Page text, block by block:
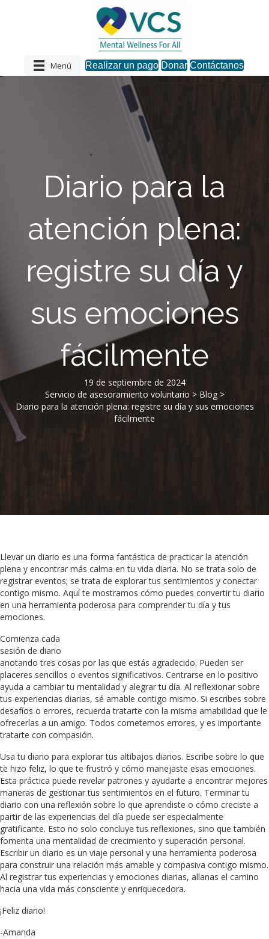
Realizar un pago Donar Contáctanos
Menú
Diario para la
atención plena:
registre su día y
sus emociones
fácilmente
19 de septiembre de 2024
Servicio de asesoramiento voluntario > Blog>
Diario para la atención plena: registre su día y sus emociones
fácilmente
Llevar un diario es una forma fantástica de practicar la atención
plena y encontrar más calma en tu vida diaria. No se trata solo de
registrar eventos; se trata de explorar tus sentimientos y conectar
contigo mismo. Aquí te mostramos cómo puedes convertir tu diario
en una herramienta poderosa para comprender tu día y tus
emociones.
Comienza cada
sesión de diario
anotando tres cosas por las que estás agradecido. Pueden ser
placeres sencillos o eventos significativos. Centrarse en lo positivo
ayuda a cambiar tu mentalidad y alegrar tu día. Al reflexionar sobre
tus experiencias diarias, sé amable contigo mismo. Si escribes sobre
desafíos o errores, recuerda tratarte con la misma amabilidad que le
ofrecerías a un amigo. Todos cometemos errores, y es importante
tratarte con compasión.
Usa tu diario para explorar tus altibajos diarios. Escribe sobre lo que
te hizo feliz, lo que te frustró y cómo manejaste esas emociones.
Esta práctica puede revelar patrones y ayudarte a encontrar mejores
maneras de gestionar tus sentimientos en el futuro. Terminar tu
diario con una reflexión sobre lo que aprendiste o cómo creciste a
partir de las experiencias del día puede ser especialmente
gratificante. Esto no solo concluye tus reflexiones, sino que también
fomenta una mentalidad de crecimiento y superación personal.
Escribir un diario es un viaje personal y una herramienta poderosa
para construir una relación más amable y compasiva contigo mismo.
Al registrar tus experiencias y emociones diarias, allanas el camino
hacia una vida más consciente y enriquecedora.
¡Feliz diario!
-Amanda